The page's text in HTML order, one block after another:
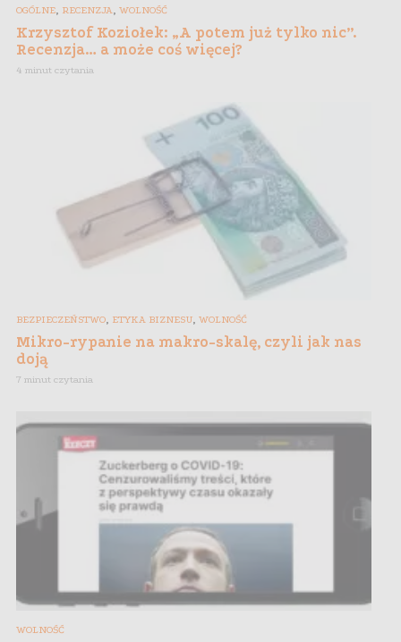
OGÓLNE RECENZJA WOLNOŚĆ
Krzysztof Koziołek: „A potem już tylko nic”.
Recenzja… a może coś więcej?
4 minut czytania
BEZPIECZEŃSTWO, ETYKA BIZNESU, WOLNOŚĆ
Mikro-rypanie na makro-skalę, czyli jak nas
doją
7 minut czytania
WOLNOŚĆ